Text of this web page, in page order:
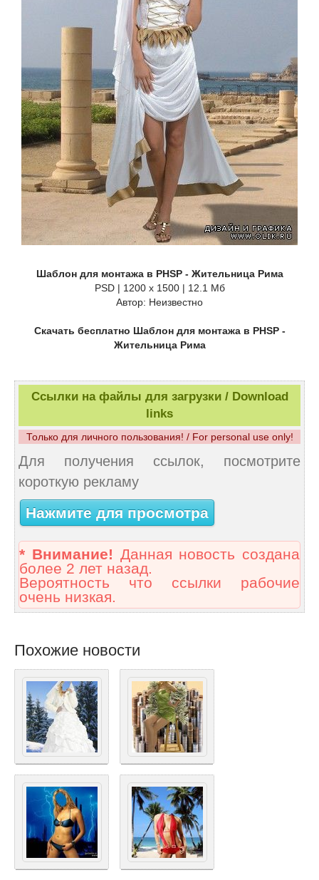
Шаблон для монтажа в PHSP - Жительница Рима
PSD | 1200 x 1500 | 12.1 Мб
Автор: Неизвестно
Скачать бесплатно Шаблон для монтажа в PHSP -
Жительница Рима
Ссылки на файлы для загрузки / Download
links
Только для личного пользования! / For personal use only!
Для получения ссылок, посмотрите
короткую рекламу
Нажмите для просмотра
* Внимание! Данная новость создана
более 2 лет назад.
Вероятность что ссылки рабочие
очень низкая.
Похожие новости